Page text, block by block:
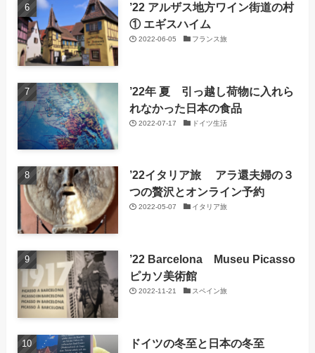
’22 アルザス地方ワイン街道の村
① エギスハイム
2022-06-05 フランス旅
’22年 夏 引っ越し荷物に入れら
れなかった日本の食品
2022-07-17 ドイツ生活
’22イタリア旅 アラ還夫婦の３
つの贅沢とオンライン予約
2022-05-07 イタリア旅
’22 Barcelona Museu Picasso
ピカソ美術館
2022-11-21 スペイン旅
ドイツの冬至と日本の冬至